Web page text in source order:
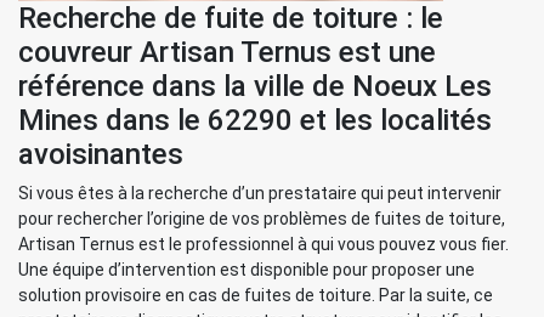
Recherche de fuite de toiture : le
couvreur Artisan Ternus est une
référence dans la ville de Noeux Les
Mines dans le 62290 et les localités
avoisinantes
Si vous êtes à la recherche d’un prestataire qui peut intervenir
pour rechercher l’origine de vos problèmes de fuites de toiture,
Artisan Ternus est le professionnel à qui vous pouvez vous fier.
Une équipe d’intervention est disponible pour proposer une
solution provisoire en cas de fuites de toiture. Par la suite, ce